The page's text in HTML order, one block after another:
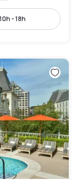
10h - 18h